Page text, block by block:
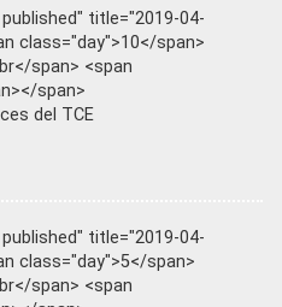
title="2019-04-
class="day">10</span>
span> <span
span>
del TCE
title="2019-04-
class="day">5</span>
span> <span